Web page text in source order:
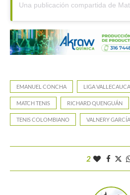
Una publicación compartida de
EMANUEL CONCHA LIGA
MATCH TENIS RICHARD QUENGUÁN
TENIS COLOMBIANO VALNERY GARCÍA
2